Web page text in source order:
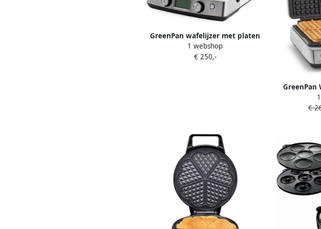
GreenPan wafelijzer met platen
voor klassieke wafels + Luikse
Brusselse wafels cream
1 webshop
€ 250,-
GreenPan
Steel
€